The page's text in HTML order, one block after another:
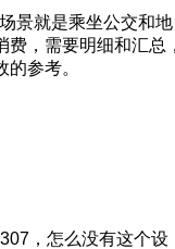
场景就是乘坐公交和地
费，需要明细和汇总
参考。
，怎么没有这个设